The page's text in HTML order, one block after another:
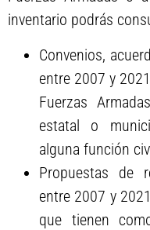
inventario podrás
Convenios,
entre 2007 y
Fuerzas
estatal o
alguna función
Propuestas de
entre 2007 y
que tienen